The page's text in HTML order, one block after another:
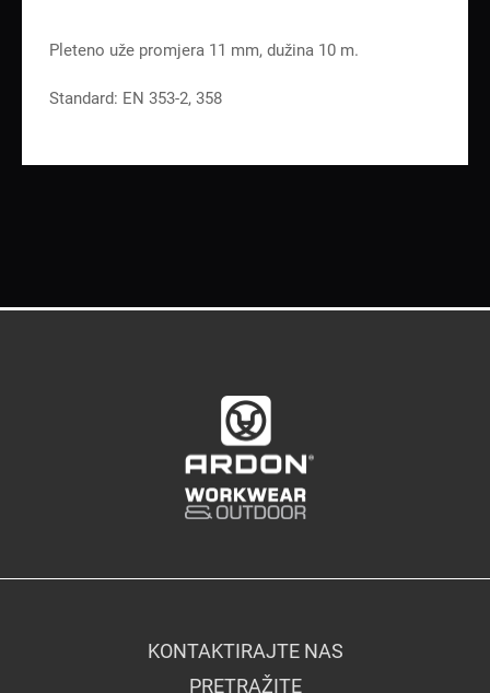
Pleteno uže promjera 11 mm, dužina 10 m.
Standard: EN 353-2, 358
KONTAKTIRAJTE NAS
PRETRAŽITE